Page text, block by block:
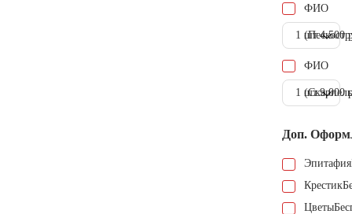
ФИО
1 шт.4.500
ФИО
1 шт.9.000
Доп.
Эпитафия
Крестик
Цветы